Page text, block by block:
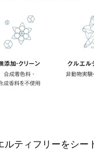
ティフリーをシー